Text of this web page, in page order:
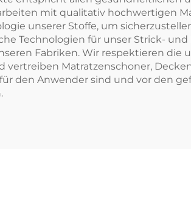
mit qualitativ hochwertigen
unserer Stoffe, um
Technologien für unser Strick-
Fabriken. Wir respektieren
Matratzenschoner,
den Anwender sind und vor den